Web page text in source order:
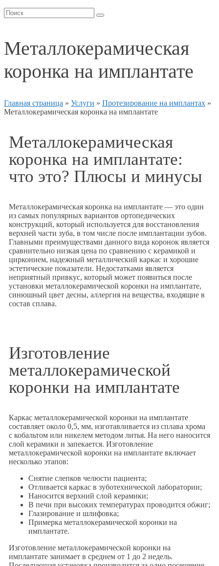
Металлокерамическая
коронка на имплантате
Главная страница » Услуги » Протезирование на имплантах »
Металлокерамическая коронка на имплантате
Металлокерамическая
коронка на имплантате:
что это? Плюсы и минусы
Металлокерамическая коронка на имплантате — это один
из самых популярных вариантов ортопедических
конструкций, который используется для восстановления
верхней части зуба, в том числе после имплантации зубов.
Главными преимуществами данного вида коронок является
сравнительно низкая цена по сравнению с керамикой и
цирконием, надежный металлический каркас и хорошие
эстетические показатели. Недостатками является
неприятный привкус, который может появиться после
установки металлокерамической коронки на имплантате,
синюшный цвет десны, аллергия на вещества, входящие в
состав сплава.
Изготовление
металлокерамической
коронки на имплантате
Каркас металлокерамической коронки на имплантате
составляет около 0,5, мм, изготавливается из сплава хрома
с кобальтом или никелем методом литья. На него наносится
слой керамики и запекается. Изготовление
металлокерамической коронки на имплантате включает
несколько этапов:
Снятие слепков челюсти пациента;
Отливается каркас в зуботехнической лаборатории;
Наносится верхний слой керамики;
В печи при высоких температурах проводится обжиг;
Глазирование и шлифовка;
Примерка металлокерамической коронки на
имплантате.
Изготовление металлокерамической коронки на
имплантате занимает в среднем от 1 до 2 недель.